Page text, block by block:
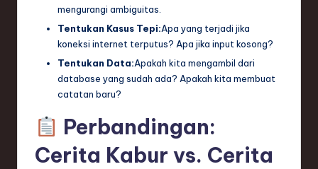
mengurangi ambiguitas.
Tentukan Kasus Tepi:Apa yang terjadi jika
koneksi internet terputus? Apa jika input kosong?
Tentukan Data:Apakah kita mengambil dari
database yang sudah ada? Apakah kita membuat
catatan baru?
Perbandingan:
Cerita Kabur vs. Cerita